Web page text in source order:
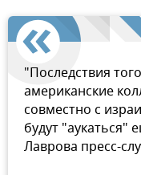
"Последствия
американские
совместно с
будут "аукаться"
Лаврова пресс-